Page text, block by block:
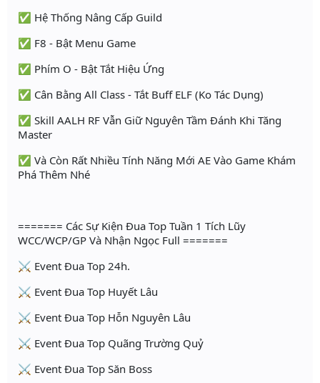
✅ Hệ Thống Nâng Cấp Guild
✅ F8 - Bật Menu Game
✅ Phím O - Bật Tắt Hiệu Ứng
✅ Cân Bằng All Class - Tắt Buff ELF (Ko Tác Dụng)
✅ Skill AALH RF Vẫn Giữ Nguyên Tầm Đánh Khi Tăng
Master
✅ Và Còn Rất Nhiều Tính Năng Mới AE Vào Game Khám
Phá Thêm Nhé
======= Các Sự Kiện Đua Top Tuần 1 Tích Lũy
WCC/WCP/GP Và Nhận Ngọc Full =======
⚔ Event Đua Top 24h.
⚔ Event Đua Top Huyết Lâu
⚔ Event Đua Top Hỗn Nguyên Lâu
⚔ Event Đua Top Quãng Trường Quỷ
⚔ Event Đua Top Săn Boss